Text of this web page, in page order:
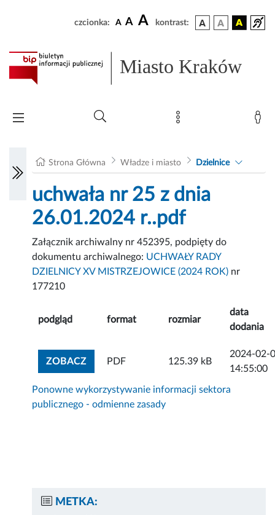
czcionka: A A A kontrast:
Miasto Kraków
Strona Główna Władze i miasto Dzielnice
uchwała nr 25 z dnia
26.01.2024 r..pdf
Załącznik archiwalny nr 452395, podpięty do
dokumentu archiwalnego: UCHWAŁY RADY
DZIELNICY XV MISTRZEJOWICE (2024 ROK) nr
177210
podgląd format rozmiar
data
dodania
ZOBACZZOBACZ ZAŁĄCZNIK
PDF 125.39 kB
2024-02-
14:55:00
Ponowne wykorzystywanie informacji sektora
publicznego - odmienne zasady
METKA: